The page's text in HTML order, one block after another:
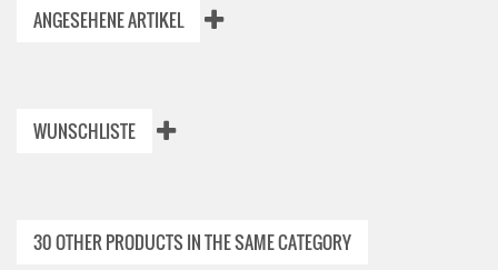
ANGESEHENE ARTIKEL
WUNSCHLISTE
30 OTHER PRODUCTS IN THE SAME CATEGORY